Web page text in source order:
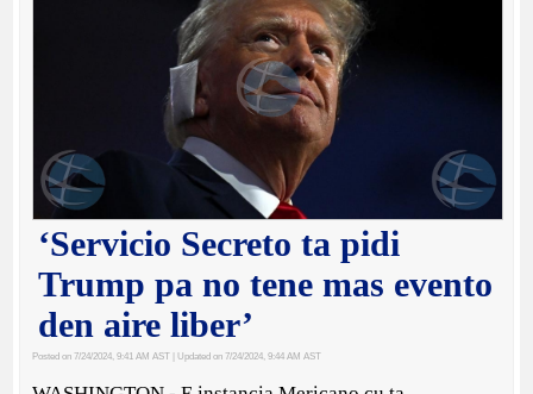
‘Servicio Secreto ta pidi
Trump pa no tene mas evento
den aire liber’
Posted on 7/24/2024, 9:41 AM AST | Updated on 7/24/2024, 9:44 AM AST